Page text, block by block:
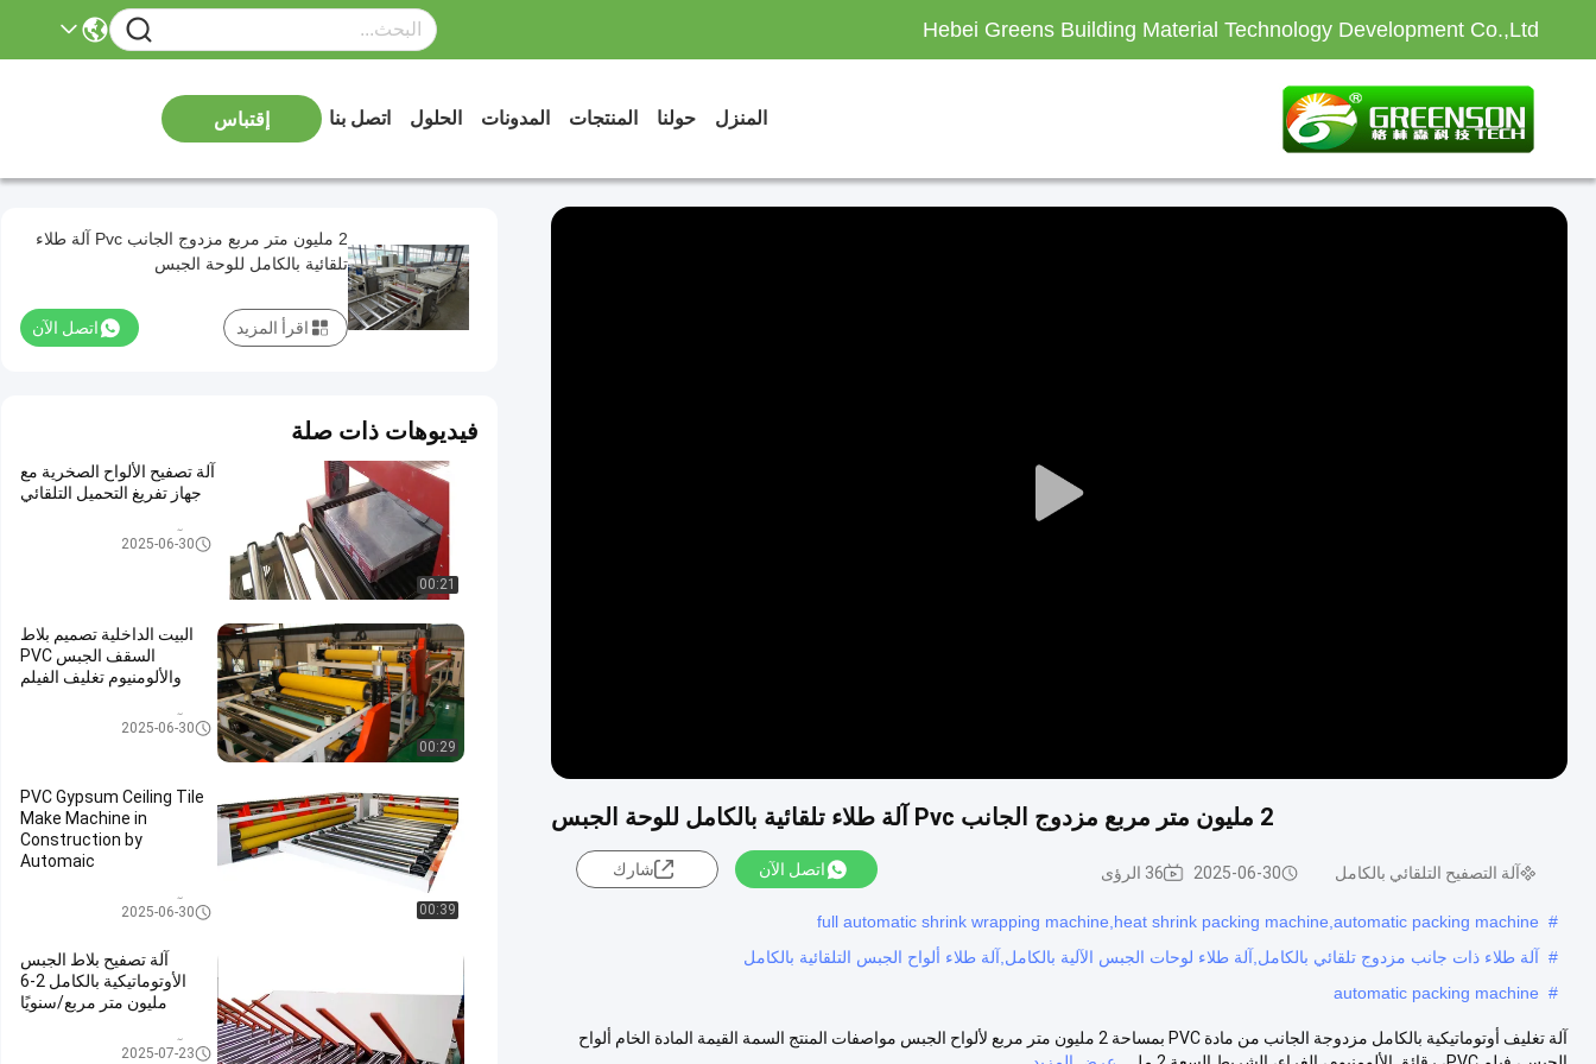
Hebei Greens Building Material Technology Development Co.,Ltd
المنزل حولنا المنتجات المدونات الحلول اتصل بنا إقتباس
Play
2 مليون متر مربع مزدوج الجانب Pvc آلة طلاء تلقائية بالكامل للوحة الجبس
آلة التصفيح التلقائي بالكامل 2025-06-30 36 الرؤى اتصل الآن شارك
#
full automatic shrink wrapping machine,heat shrink packing machine,automatic packing machine
# آلة طلاء ذات جانب مزدوج تلقائي بالكامل,آلة طلاء لوحات الجبس الآلية بالكامل,آلة طلاء ألواح الجبس التلقائية بالكامل
#
automatic packing machine
آلة تغليف أوتوماتيكية بالكامل مزدوجة الجانب من مادة PVC بمساحة 2 مليون متر مربع لألواح الجبس مواصفات المنتج السمة القيمة المادة الخام ألواح
2 مليون متر مربع مزدوج الجانب Pvc آلة طلاء
تلقائية بالكامل للوحة الجبس
اتصل الآن اقرأ المزيد
فيديوهات ذات صلة
00:21
آلة تصفيح الألواح الصخرية مع
جهاز تفريغ التحميل التلقائي
آلة التصفيح التلقائي بالكامل
2025-06-30
00:29
البيت الداخلية تصميم بلاط
السقف الجبس PVC
والألومنيوم تغليف الفيلم
آلة التصفيح التلقائي بالكامل
2025-06-30
00:39
PVC Gypsum Ceiling Tile
Make Machine in
Construction by
Automaic
آلة التصفيح التلقائي بالكامل
2025-06-30
آلة تصفيح بلاط الجبس
الأوتوماتيكية بالكامل 2-6
مليون متر مربع/سنويًا
آلة التصفيح التلقائي بالكامل
2025-07-23